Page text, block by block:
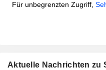
Für unbegrenzten Zugriff,
Aktuelle Nachrichten zu